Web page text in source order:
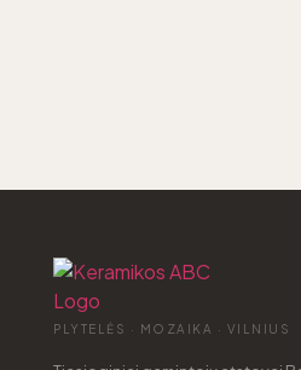
PLYTELĖS · MOZAIKA · VILNIUS